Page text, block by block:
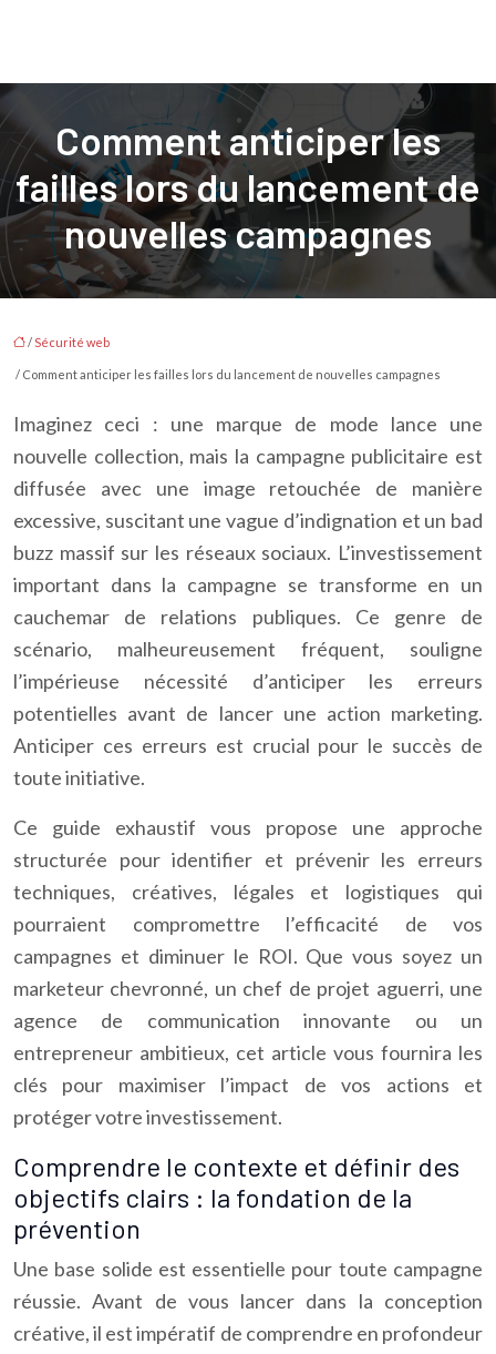
Comment anticiper les
failles lors du lancement de
nouvelles campagnes
/Sécurité web
/ Comment anticiper les failles lors du lancement de nouvelles campagnes
Imaginez ceci : une marque de mode lance une
nouvelle collection, mais la campagne publicitaire est
diffusée avec une image retouchée de manière
excessive, suscitant une vague d’indignation et un bad
buzz massif sur les réseaux sociaux. L’investissement
important dans la campagne se transforme en un
cauchemar de relations publiques. Ce genre de
scénario, malheureusement fréquent, souligne
l’impérieuse nécessité d’anticiper les erreurs
potentielles avant de lancer une action marketing.
Anticiper ces erreurs est crucial pour le succès de
toute initiative.
Ce guide exhaustif vous propose une approche
structurée pour identifier et prévenir les erreurs
techniques, créatives, légales et logistiques qui
pourraient compromettre l’efficacité de vos
campagnes et diminuer le ROI. Que vous soyez un
marketeur chevronné, un chef de projet aguerri, une
agence de communication innovante ou un
entrepreneur ambitieux, cet article vous fournira les
clés pour maximiser l’impact de vos actions et
protéger votre investissement.
Comprendre le contexte et définir des
objectifs clairs : la fondation de la
prévention
Une base solide est essentielle pour toute campagne
réussie. Avant de vous lancer dans la conception
créative, il est impératif de comprendre en profondeur